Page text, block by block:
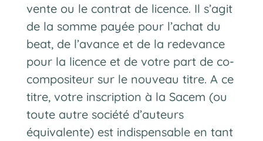
vente ou le contrat de licence. Il s’agit
de la somme payée pour l’achat du
beat, de l’avance et de la redevance
pour la licence et de votre part de co-
compositeur sur le nouveau titre. A ce
titre, votre inscription à la Sacem (ou
toute autre société d’auteurs
équivalente) est indispensable en tant